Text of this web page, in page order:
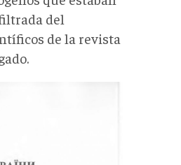
del
de la revista